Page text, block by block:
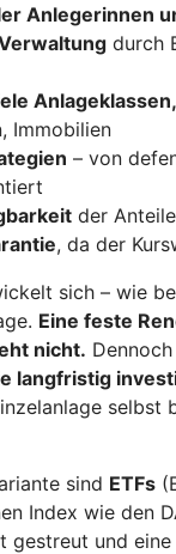
Anlegerinnen
durch
Anlageklassen,
Immobilien
– von
der Anteile
, da der
sich – wie
Eine feste
nicht.
langfristig
selbst
sind ETFs
Index wie den
gestreut und